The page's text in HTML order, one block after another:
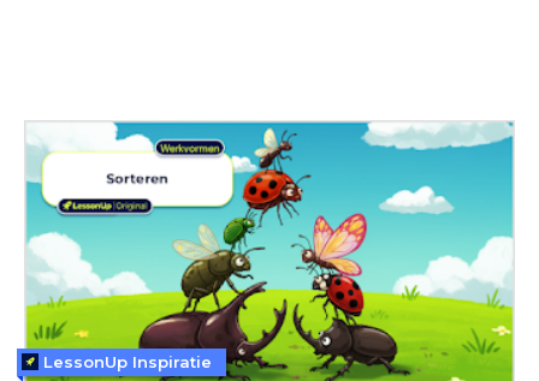
LessonUp Inspiratie